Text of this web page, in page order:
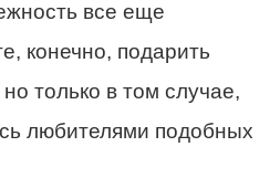
все еще
конечно, подарить
только в том случае,
любителями подобных